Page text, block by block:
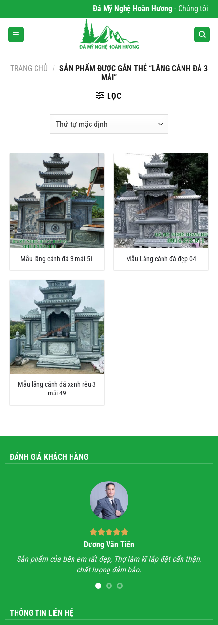
qua
nội
dung
Đá Mỹ Nghệ Hoàn Hương- Chúng tôi
TRANG CHỦ / SẢN PHẨM ĐƯỢC GẮN THẺ “LĂNG CÁNH ĐÁ 3
MÁI”
LỌC
Mẫu lăng cánh đá 3 mái 51 Mẫu Lăng cánh đá đẹp 04
Mẫu lăng cánh đá xanh rêu 3
mái 49
ĐÁNH GIÁ KHÁCH HÀNG
Dương Văn Tiến
Sản phẩm của bên em rất đẹp, Thợ làm kĩ lắp đặt cẩn thận,
chất lượng đảm bảo.
THÔNG TIN LIÊN HỆ